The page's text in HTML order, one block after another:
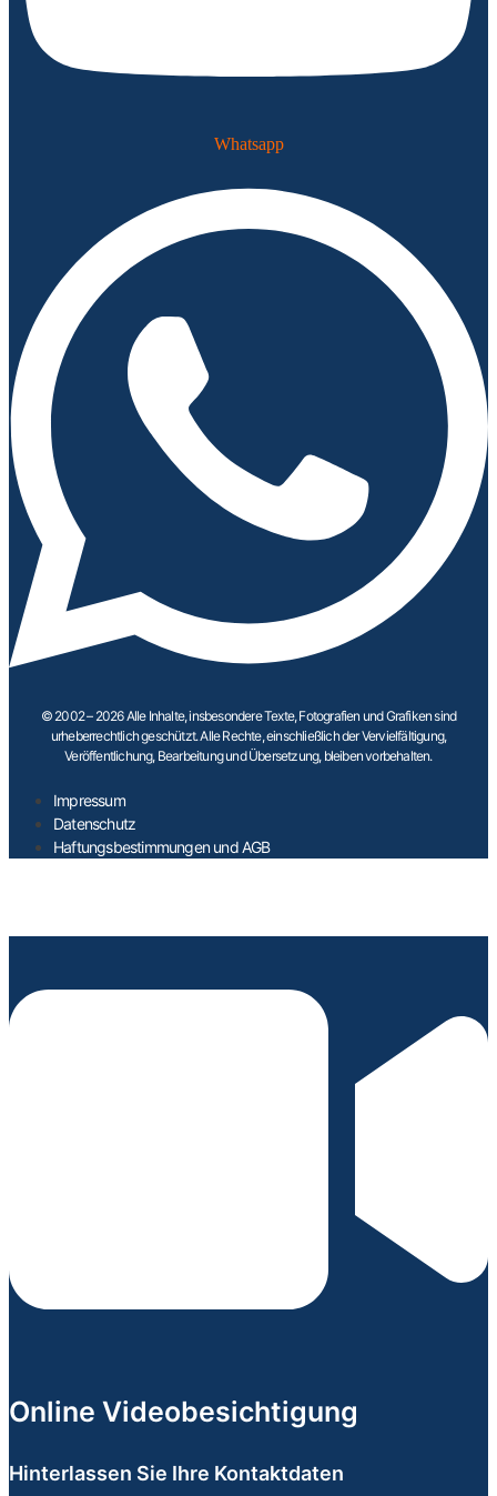
Whatsapp
© 2002 – 2026 Alle Inhalte, insbesondere Texte, Fotografien und Grafiken sind
urheberrechtlich geschützt. Alle Rechte, einschließlich der Vervielfältigung,
Veröffentlichung, Bearbeitung und Übersetzung, bleiben vorbehalten.
Impressum
Datenschutz
Haftungsbestimmungen und AGB
Online Videobesichtigung
Hinterlassen Sie Ihre Kontaktdaten